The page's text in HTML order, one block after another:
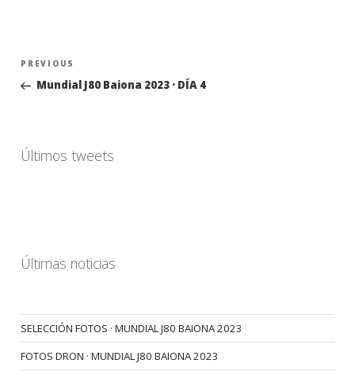
Navegación
entradas
Previous
Post
PREVIOUS
Mundial J80 Baiona 2023 · DÍA 4
Últimos tweets
Últimas noticias
SELECCIÓN FOTOS · MUNDIAL J80 BAIONA 2023
FOTOS DRON · MUNDIAL J80 BAIONA 2023